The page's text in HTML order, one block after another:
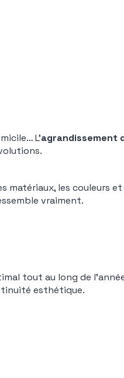
L’agrandissement
matériaux, les couleurs
vraiment.
tout au long de
esthétique.